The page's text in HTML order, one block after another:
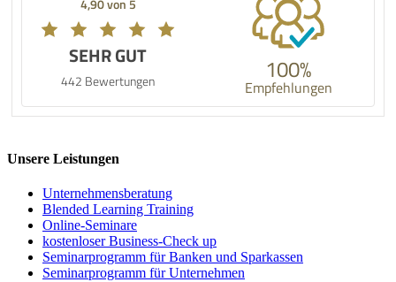
4,90 von 5
SEHR GUT
442 Bewertungen 100%
Empfehlungen
Unsere Leistungen
Unternehmens­beratung
Blended Learning Training
Online-Seminare
kostenloser Business-Check up
Seminarprogramm für Banken und Sparkassen
Seminarprogramm für Unternehmen